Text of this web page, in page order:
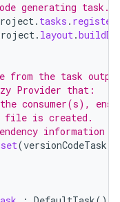
generating task.
. tasks . register
. layout.
from the task
Provider that:
consumer(s),
file is created.
information
set(versionCodeTask